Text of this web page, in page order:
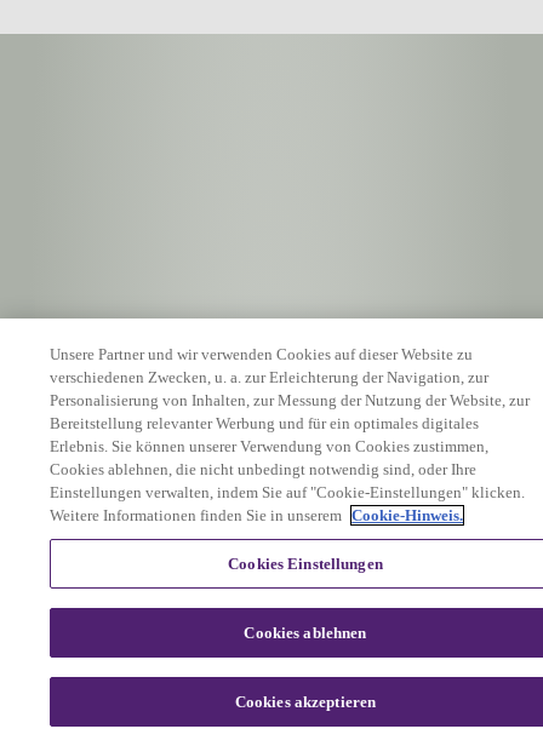
Unsere Partner und wir verwenden Cookies auf dieser Website zu
verschiedenen Zwecken, u. a. zur Erleichterung der Navigation, zur
Personalisierung von Inhalten, zur Messung der Nutzung der Website, zur
Bereitstellung relevanter Werbung und für ein optimales digitales
Erlebnis. Sie können unserer Verwendung von Cookies zustimmen,
Cookies ablehnen, die nicht unbedingt notwendig sind, oder Ihre
Einstellungen verwalten, indem Sie auf "Cookie-Einstellungen" klicken.
Weitere Informationen finden Sie in unserem Cookie-Hinweis.
Cookies Einstellungen
Cookies ablehnen
Cookies akzeptieren